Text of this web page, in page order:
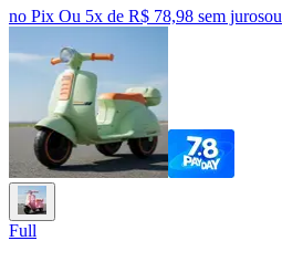
no Pix Ou 5x de R$ 78,98 sem jurosou
Full